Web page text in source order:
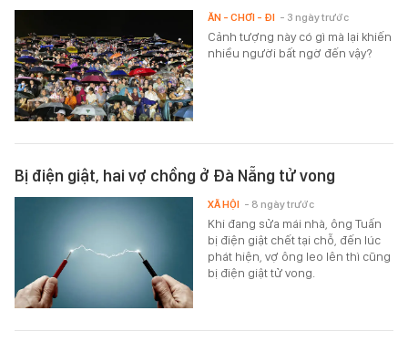
Cảnh tượng này có gì mà lại khiến
nhiều người bất ngờ đến vậy?
ĂN - CHƠI - ĐI - 3 ngày trước
Bị điện giật, hai vợ chồng ở Đà Nẵng tử vong
Khi đang sửa mái nhà, ông Tuấn
bị điện giật chết tại chỗ, đến lúc
phát hiện, vợ ông leo lên thì cũng
bị điện giật tử vong.
XÃ HỘI - 8 ngày trước